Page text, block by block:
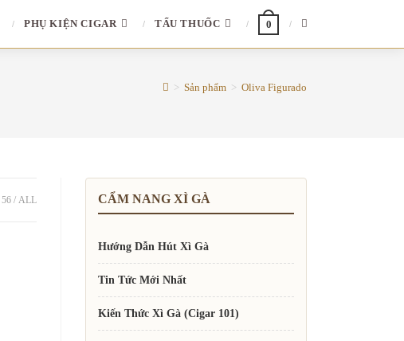
PHỤ KIỆN CIGAR TẨU THUỐC 0 TOGGLE
> Sản phẩm > Oliva Figurado
56 ALL CẨM NANG XÌ GÀ
Hướng Dẫn Hút Xì Gà
Tin Tức Mới Nhất
Kiến Thức Xì Gà (Cigar 101)